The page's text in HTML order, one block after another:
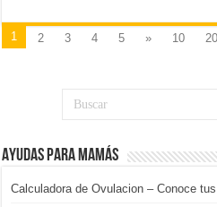
1 2 3 4 5 » 10 20
Ayudas para mamás
Calculadora de Ovulacion – Conoce